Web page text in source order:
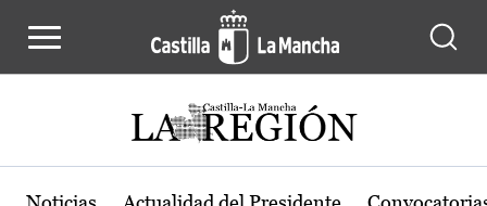
Actualidad de la región de Castilla-